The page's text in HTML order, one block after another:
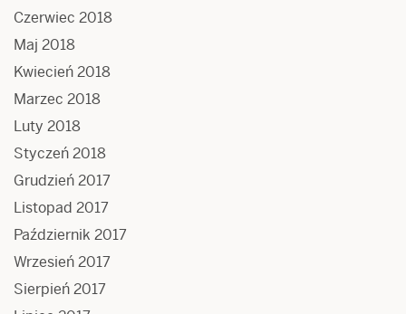
Czerwiec 2018
Maj 2018
Kwiecień 2018
Marzec 2018
Luty 2018
Styczeń 2018
Grudzień 2017
Listopad 2017
Październik 2017
Wrzesień 2017
Sierpień 2017